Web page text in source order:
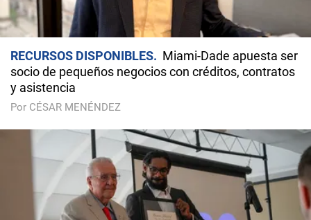
RECURSOS DISPONIBLES
Miami-Dade apuesta ser
socio de pequeños negocios con créditos, contratos
y asistencia
Por CÉSAR MENÉNDEZ